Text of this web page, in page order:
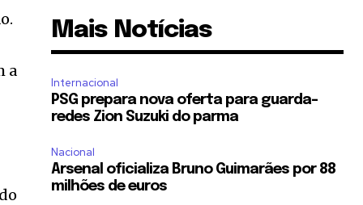
a
Mais Notícias
Internacional
PSG prepara nova oferta para guarda-
redes Zion Suzuki do parma
Nacional
Arsenal oficializa Bruno Guimarães por 88
milhões de euros